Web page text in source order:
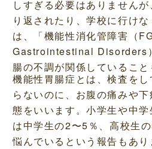
しすぎる必要はありません
り返されたり、学校に行け
は、「機能性消化管障害（
Gastrointestinal Disorders
腸の不調が関係していること
機能性胃腸症とは、検査を
らないのに、お腹の痛みや
態をいいます。小学生や中
は中学生の2〜5％、高校生
悩んでいるという報告もあり